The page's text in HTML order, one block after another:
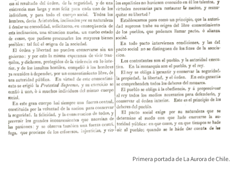
Primera portada de La Aurora de Chile.